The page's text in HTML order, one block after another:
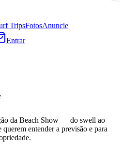
TripsFotosAnuncie
Entrar
da Beach Show — do swell ao
entender a previsão e para